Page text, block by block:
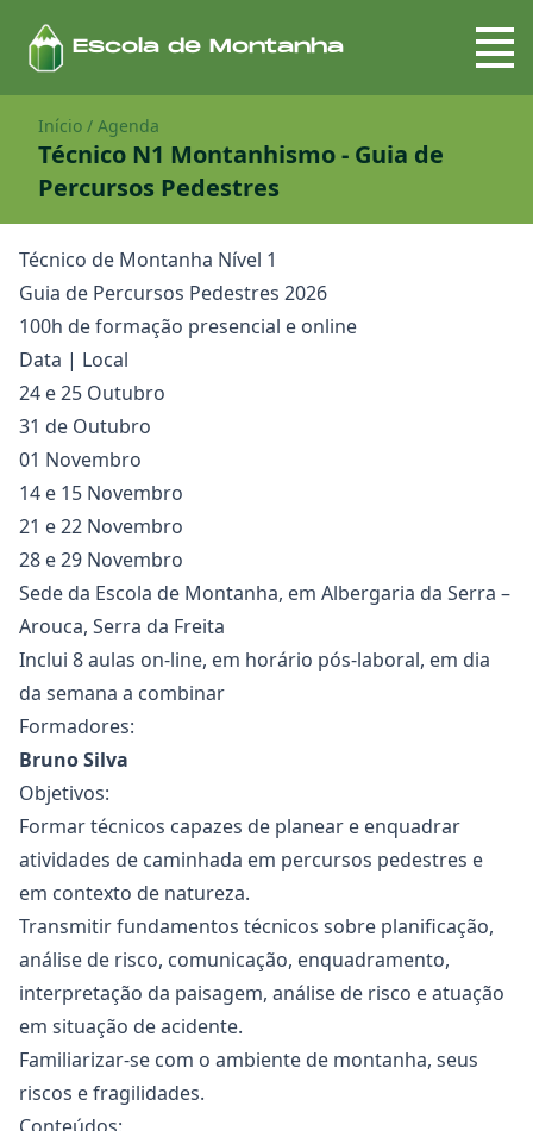
Escola de Montanha
Início / Agenda
Técnico N1 Montanhismo - Guia de
Percursos Pedestres
Técnico de Montanha Nível 1
Guia de Percursos Pedestres 2026
100h de formação presencial e online
Data | Local
24 e 25 Outubro
31 de Outubro
01 Novembro
14 e 15 Novembro
21 e 22 Novembro
28 e 29 Novembro
Sede da Escola de Montanha, em Albergaria da Serra –
Arouca, Serra da Freita
Inclui 8 aulas on-line, em horário pós-laboral, em dia
da semana a combinar
Formadores:
Bruno Silva
Objetivos:
Formar técnicos capazes de planear e enquadrar
atividades de caminhada em percursos pedestres e
em contexto de natureza.
Transmitir fundamentos técnicos sobre planificação,
análise de risco, comunicação, enquadramento,
interpretação da paisagem, análise de risco e atuação
em situação de acidente.
Familiarizar-se com o ambiente de montanha, seus
riscos e fragilidades.